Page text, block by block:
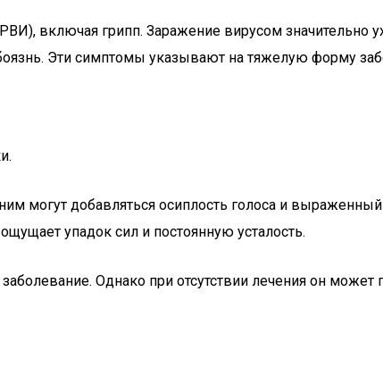
включая грипп. Заражение вирусом значительно
Эти симптомы указывают на тяжелую форму
могут добавляться осиплость голоса и
упадок сил и постоянную усталость.
Однако при отсутствии лечения он